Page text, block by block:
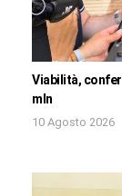
Viabilità,
mln
10 Agosto 2026